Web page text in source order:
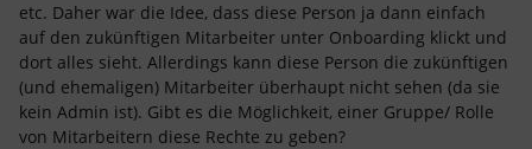
etc. Daher war die Idee, dass diese Person ja dann einfach
auf den zukünftigen Mitarbeiter unter Onboarding klickt und
dort alles sieht. Allerdings kann diese Person die zukünftigen
(und ehemaligen) Mitarbeiter überhaupt nicht sehen (da sie
kein Admin ist). Gibt es die Möglichkeit, einer Gruppe/ Rolle
von Mitarbeitern diese Rechte zu geben?